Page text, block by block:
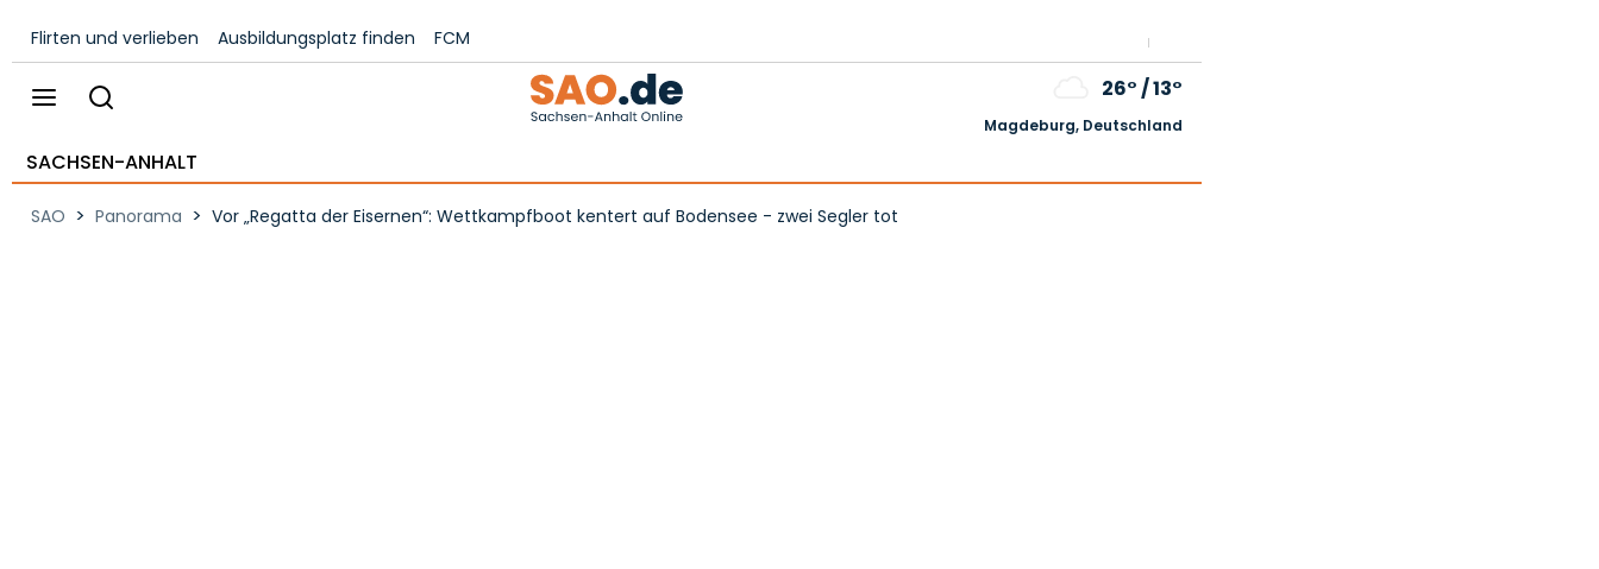
Flirten und verlieben Ausbildungsplatz finden FCM
26°/13°
Magdeburg, Deutschland
SACHSEN-ANHALT
SAO > Panorama > Vor „Regatta der Eisernen“: Wettkampfboot kentert auf Bodensee - zwei Segler tot